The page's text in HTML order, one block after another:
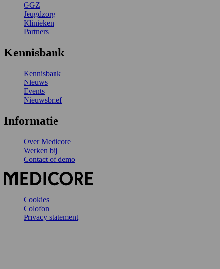
GGZ
Jeugdzorg
Klinieken
Partners
Kennisbank
Kennisbank
Nieuws
Events
Nieuwsbrief
Informatie
Over Medicore
Werken bij
Contact of demo
Cookies
Colofon
Privacy statement